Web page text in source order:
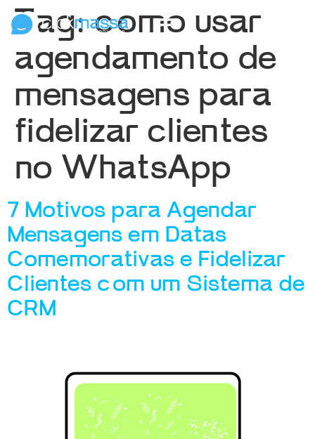
Tag:como usar
agendamento de
mensagens para
fidelizar clientes
no WhatsApp
7 Motivos para Agendar
Mensagens em Datas
Comemorativas e Fidelizar
Clientes com um Sistema de
CRM